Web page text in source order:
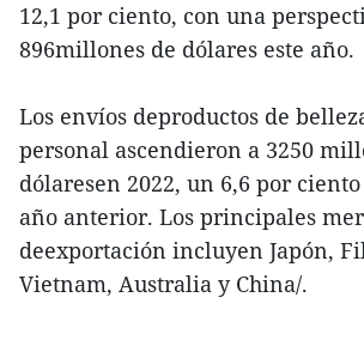
12,1 por ciento, con una
896millones de dólares este año.
Los envíos deproductos de
personal ascendieron a 3250
dólaresen 2022, un 6,6 por
año anterior. Los principales
deexportación incluyen Japón,
Vietnam, Australia y China/.